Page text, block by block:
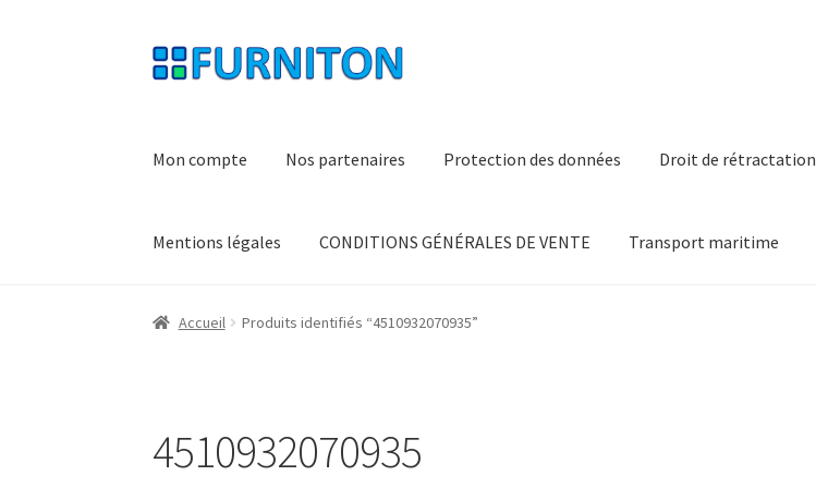
Aller
à
Aller
au
Mon compte Nos partenaires Protection des données Droit de rétractation
Mentions légales CONDITIONS GÉNÉRALES DE VENTE Transport maritime
Accueil Produits identifiés “4510932070935”
4510932070935